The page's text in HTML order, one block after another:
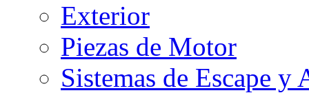
Exterior
Piezas de Motor
Sistemas de Escape y